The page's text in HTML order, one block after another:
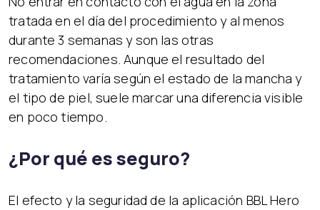
tratada en el día del procedimiento y al menos
durante 3 semanas y son las otras
recomendaciones. Aunque el resultado del
tratamiento varía según el estado de la mancha y
el tipo de piel, suele marcar una diferencia visible
en poco tiempo.
¿Por qué es seguro?
El efecto y la seguridad de la aplicación BBL Hero